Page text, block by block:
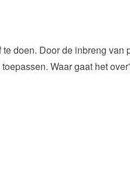
doen. Door de inbreng van
Waar gaat het